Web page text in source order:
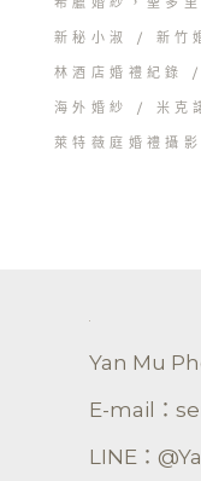
新秘小淑 新竹
林酒店婚禮紀錄
海外婚紗 米克
萊特薇庭婚禮攝影
Yan Mu
E-mail：
LINE：